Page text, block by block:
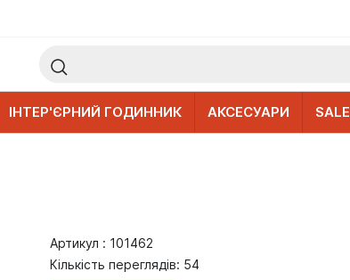
ІНТЕР'ЄРНИЙ ГОДИННИК АКСЕСУАРИ SALE
Артикул : 101462
Кількість переглядів: 54